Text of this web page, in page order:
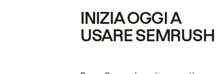
INIZIA OGGI A
USARE SEMRUSH